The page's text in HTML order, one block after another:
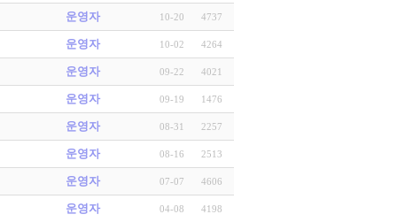
운영자 10-20 4737
운영자 10-02 4264
운영자 09-22 4021
운영자 09-19 1476
운영자 08-31 2257
운영자 08-16 2513
운영자 07-07 4606
운영자 04-08 4198